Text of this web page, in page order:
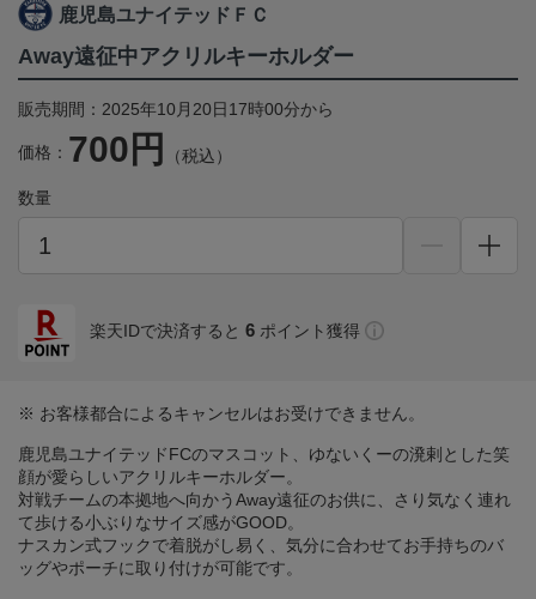
鹿児島ユナイテッドＦＣ
Away遠征中アクリルキーホルダー
販売期間：2025年10月20日17時00分から
価格： 700円 （税込）
数量
楽天IDで決済すると 6 ポイント獲得
※ お客様都合によるキャンセルはお受けできません。
鹿児島ユナイテッドFCのマスコット、ゆないくーの溌剌とした笑
顔が愛らしいアクリルキーホルダー。
対戦チームの本拠地へ向かうAway遠征のお供に、さり気なく連れ
て歩ける小ぶりなサイズ感がGOOD。
ナスカン式フックで着脱がし易く、気分に合わせてお手持ちのバ
ッグやポーチに取り付けが可能です。